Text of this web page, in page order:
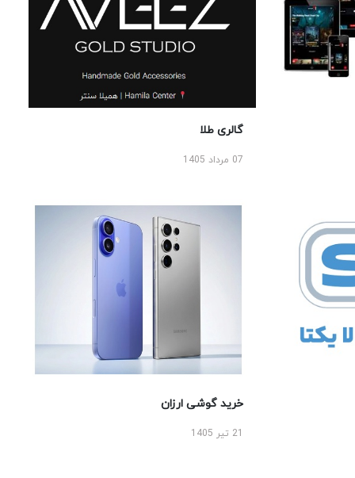
گالری طلا
07 مرداد 1405
خرید گوشی ارزان